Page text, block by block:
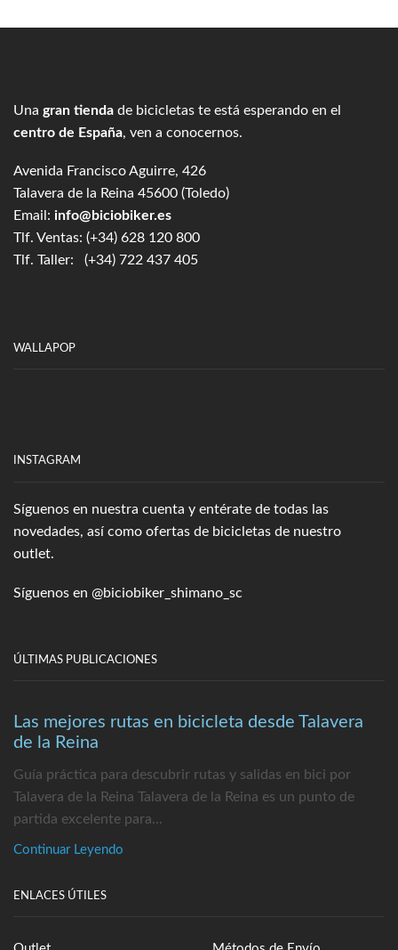
Una gran tienda de bicicletas te está esperando en el
centro de España, ven a conocernos.
Avenida Francisco Aguirre, 426
Talavera de la Reina 45600 (Toledo)
Email: info@biciobiker.es
Tlf. Ventas: (+34) 628 120 800
Tlf. Taller: (+34) 722 437 405
WALLAPOP
INSTAGRAM
Síguenos en nuestra cuenta y entérate de todas las
novedades, así como ofertas de bicicletas de nuestro
outlet.
Síguenos en @biciobiker_shimano_sc
ÚLTIMAS PUBLICACIONES
Las mejores rutas en bicicleta desde Talavera
de la Reina
Guía práctica para descubrir rutas y salidas en bici por
Talavera de la Reina Talavera de la Reina es un punto de
partida excelente para...
Continuar Leyendo
ENLACES ÚTILES